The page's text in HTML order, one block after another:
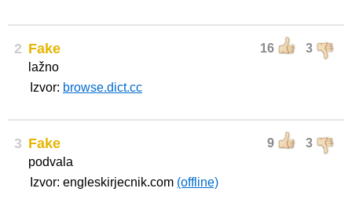
2 16 3
Fake
lažno
Izvor: browse.dict.cc
3 9 3
Fake
podvala
Izvor: engleskirjecnik.com (offline)